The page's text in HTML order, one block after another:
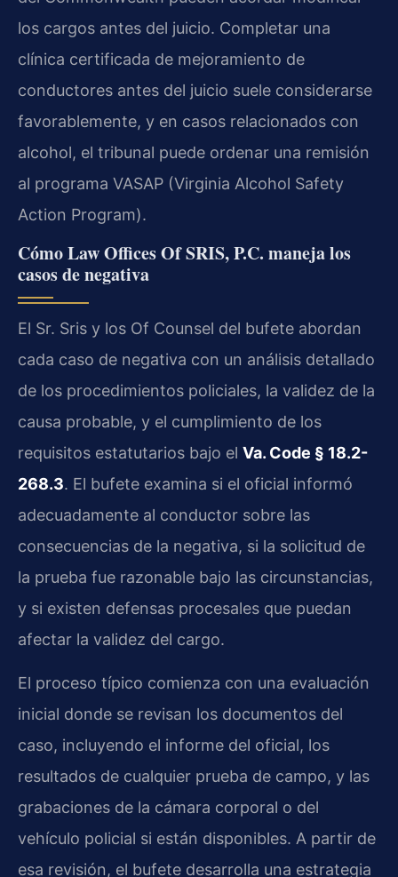
los cargos antes del juicio. Completar una
clínica certificada de mejoramiento de
conductores antes del juicio suele considerarse
favorablemente, y en casos relacionados con
alcohol, el tribunal puede ordenar una remisión
al programa VASAP (Virginia Alcohol Safety
Action Program).
Cómo Law Offices Of SRIS, P.C. maneja los
casos de negativa
El Sr. Sris y los Of Counsel del bufete abordan
cada caso de negativa con un análisis detallado
de los procedimientos policiales, la validez de la
causa probable, y el cumplimiento de los
requisitos estatutarios bajo el Va. Code § 18.2-
268.3. El bufete examina si el oficial informó
adecuadamente al conductor sobre las
consecuencias de la negativa, si la solicitud de
la prueba fue razonable bajo las circunstancias,
y si existen defensas procesales que puedan
afectar la validez del cargo.
El proceso típico comienza con una evaluación
inicial donde se revisan los documentos del
caso, incluyendo el informe del oficial, los
resultados de cualquier prueba de campo, y las
grabaciones de la cámara corporal o del
vehículo policial si están disponibles. A partir de
esa revisión, el bufete desarrolla una estrategia